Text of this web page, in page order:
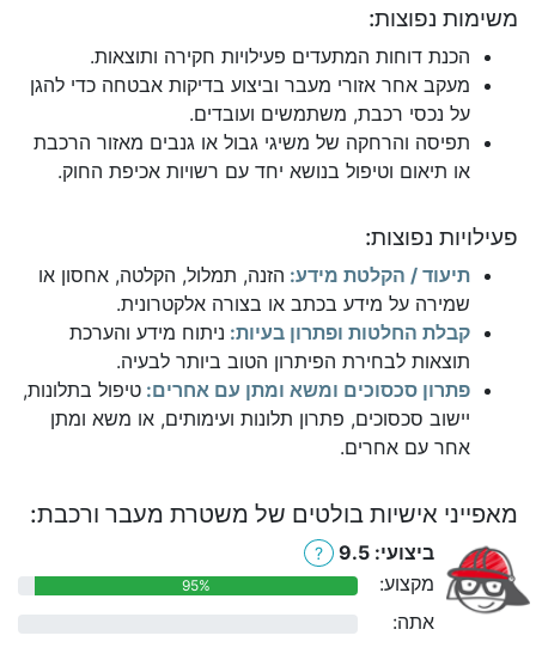
משימות נפוצות:
הכנת דוחות המתעדים פעילויות חקירה ותוצאות.
מעקב אחר אזורי מעבר וביצוע בדיקות אבטחה כדי להגן
על נכסי רכבת, משתמשים ועובדים.
תפיסה והרחקה של משיגי גבול או גנבים מאזור הרכבת
או תיאום וטיפול בנושא יחד עם רשויות אכיפת החוק.
פעילויות נפוצות:
תיעוד / הקלטת מידע: הזנה, תמלול, הקלטה, אחסון או
שמירה על מידע בכתב או בצורה אלקטרונית.
קבלת החלטות ופתרון בעיות: ניתוח מידע והערכת
תוצאות לבחירת הפיתרון הטוב ביותר לבעיה.
פתרון סכסוכים ומשא ומתן עם אחרים: טיפול בתלונות,
יישוב סכסוכים, פתרון תלונות ועימותים, או משא ומתן
אחר עם אחרים.
מאפייני אישיות בולטים של משטרת מעבר ורכבת:
ביצועי: 9.5 ?
מקצוע: 95%
אתה: